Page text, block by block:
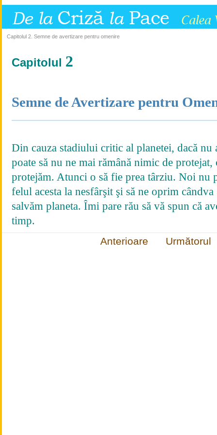
Capitolul 2. Semne de avertizare pentru omenire
Capitolul 2
Semne de Avertizare pentru
Din cauza stadiului critic al planetei, dacă nu
poate să nu ne mai rămână nimic de protejat,
protejăm. Atunci o să fie prea târziu. Noi nu
felul acesta la nesfârşit şi să ne oprim
salvăm planeta. Îmi pare rău să vă spun că
timp.
Anterioare Următorul